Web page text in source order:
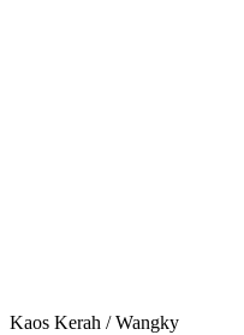
Kaos Kerah / Wangky